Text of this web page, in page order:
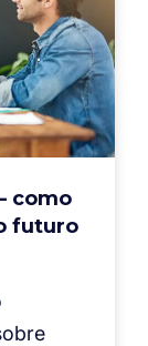
como
futuro